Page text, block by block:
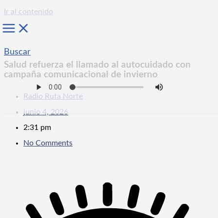
Ir al contenido
Buscar
Salud refuerza el llamado al autocuidado con
campaña comunicacional de invierno
Radio Ruta Norte
junio 4, 2026
2:31 pm
No Comments